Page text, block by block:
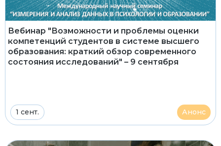
Вебинар "Возможности и проблемы оценки
компетенций студентов в системе высшего
образования: краткий обзор современного
состояния исследований" – 9 сентября
1 сент. Анонс